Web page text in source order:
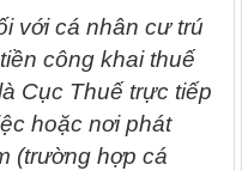
với cá nhân cư trú
công khai thuế
Cục Thuế trực tiếp
hoặc nơi phát
(trường hợp cá